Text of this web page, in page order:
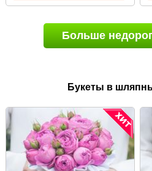
Больше
Букеты в